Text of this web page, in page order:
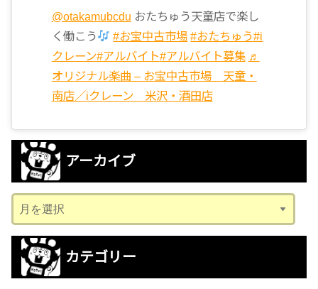
@otakamubcdu おたちゅう天童店で楽し
く働こう
#お宝中古市場 #おたちゅう#i
クレーン#アルバイト#アルバイト募集 ♬
オリジナル楽曲 – お宝中古市場 天童・
南店／iクレーン 米沢・酒田店
アーカイブ
ー
カ
ブ
カテゴリー